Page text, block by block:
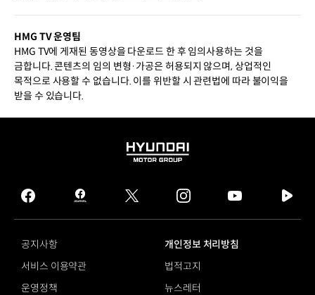
HMG TV 운영팀
HMG TV에 게재된 동영상을 다운로드 한 후 임의사용하는 것을
금합니다. 콘텐츠의 임의 변형·가공은 허용되지 않으며, 상업적인
목적으로 사용할 수 없습니다. 이를 위반할 시 관련법에 따라 불이익을
받을 수 있습니다.
HYUNDAI
GROUP
facebook
hmg
journal
twitter instagram
tv
공지사항
개인정보 처리방침
서비스 이용약관
법적고지
운영정책
뉴스레터